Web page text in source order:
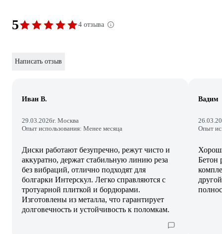
5 4 отзыва
Написать отзыв
Иван В.
29.03.2026г. Москва
Опыт использования: Менее месяца
Диски работают безупречно, режут чисто и
аккуратно, держат стабильную линию реза
без вибраций, отлично подходят для
болгарки Интерскул. Легко справляются с
тротуарной плиткой и бордюрами.
Изготовлены из металла, что гарантирует
долговечность и устойчивость к поломкам.
Вадим
Опыт
Бетон